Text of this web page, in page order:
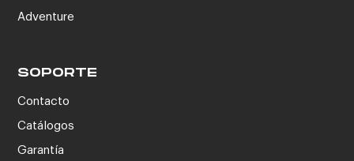
Adventure
SOPORTE
Contacto
Catálogos
Garantía